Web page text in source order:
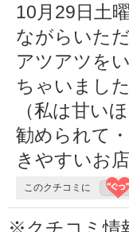
10月29日土
ながらいた
アツアツを
ちゃいまし
（私は甘い
勧められて
きやすいお
このクチコミに